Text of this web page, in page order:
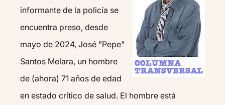
informante de la policía se
encuentra preso, desde
mayo de 2024, José "Pepe"
Santos Melara, un hombre
de (ahora) 71 años de edad
en estado crítico de salud. El hombre está